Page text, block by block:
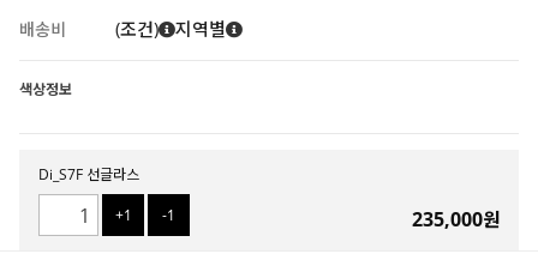
배송비 (조건) 지역별
색상정보
Di_S7F 선글라스
+1
-1 235,000원